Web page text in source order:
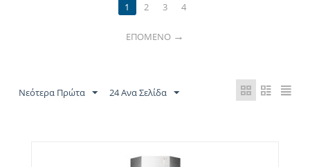
1 2 3 4
ΕΠΌΜΕΝΟ
Νεότερα Πρώτα 24 Ανα Σελίδα